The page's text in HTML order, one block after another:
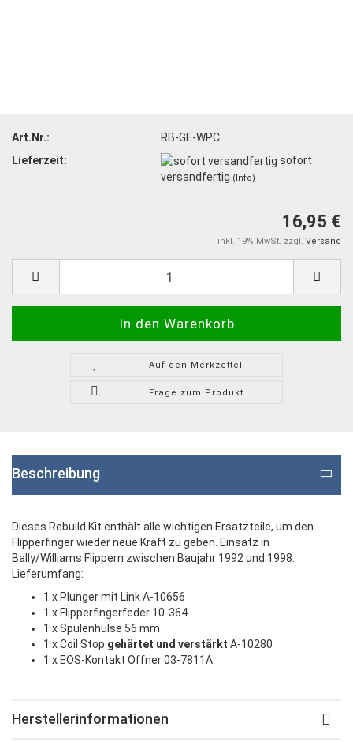
Art.Nr.:
RB-GE-WPC
Lieferzeit:
sofort
versandfertig (Info)
16,95 €
inkl. 19% MwSt. zzgl. Versand
Auf den Merkzettel
Frage zum Produkt
Beschreibung
Dieses Rebuild Kit enthält alle wichtigen Ersatzteile, um den
Flipperfinger wieder neue Kraft zu geben. Einsatz in
Bally/Williams Flippern zwischen Baujahr 1992 und 1998.
Lieferumfang:
1 x Plunger mit Link A-10656
1 x Flipperfingerfeder 10-364
1 x Spulenhülse 56 mm
1 x Coil Stop gehärtet und verstärkt A-10280
1 x EOS-Kontakt Öffner 03-7811A
Herstellerinformationen